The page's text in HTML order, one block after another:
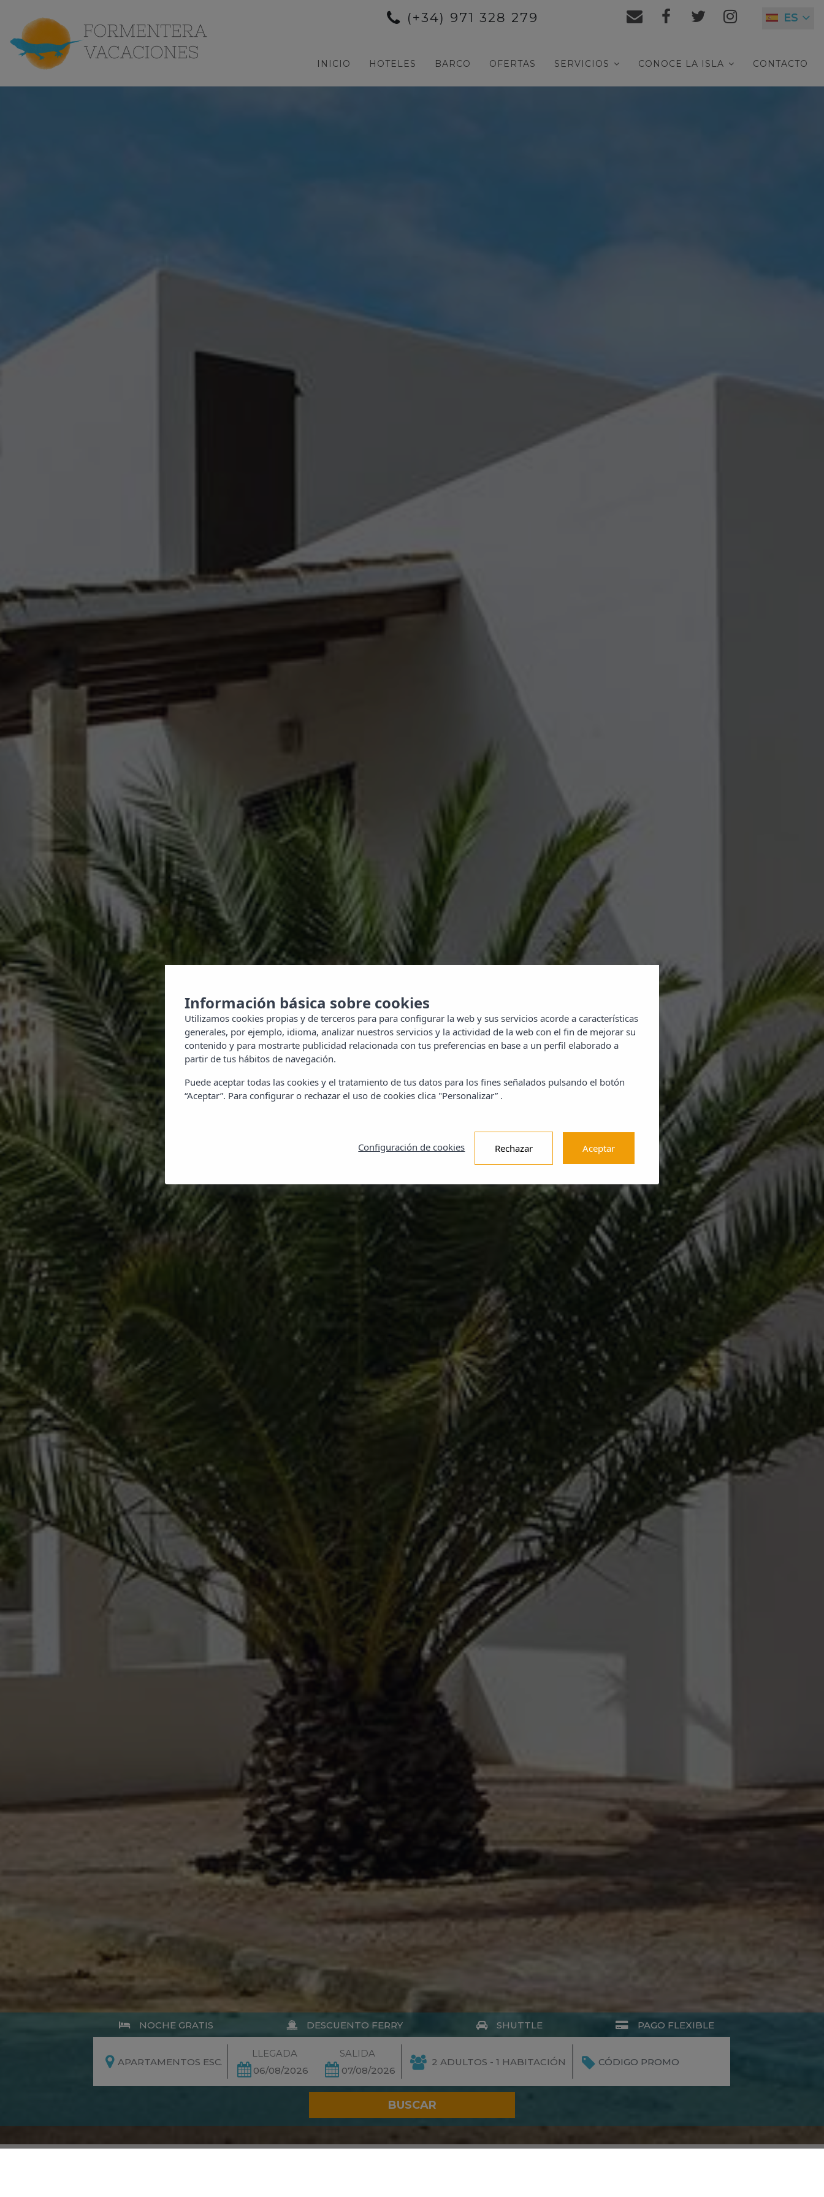
Conoce
la isla
Contacto
(+34) 971 328 279 ES
INICIO HOTELES BARCO OFERTAS SERVICIOS CONOCE LA ISLA CONTACTO
NOCHE GRATIS DESCUENTO FERRY SHUTTLE PAGO FLEXIBLE
LLEGADA
06/08/2026
SALIDA
07/08/2026
2 ADULTOS - 1 HABITACIÓN
Información básica sobre cookies
Utilizamos cookies propias y de terceros para para configurar la web y sus servicios acorde a características
generales, por ejemplo, idioma, analizar nuestros servicios y la actividad de la web con el fin de mejorar su
contenido y para mostrarte publicidad relacionada con tus preferencias en base a un perfil elaborado a
partir de tus hábitos de navegación.
Puede aceptar todas las cookies y el tratamiento de tus datos para los fines señalados pulsando el botón
“Aceptar”. Para configurar o rechazar el uso de cookies clica "Personalizar” .
Configuración de cookies Rechazar Aceptar